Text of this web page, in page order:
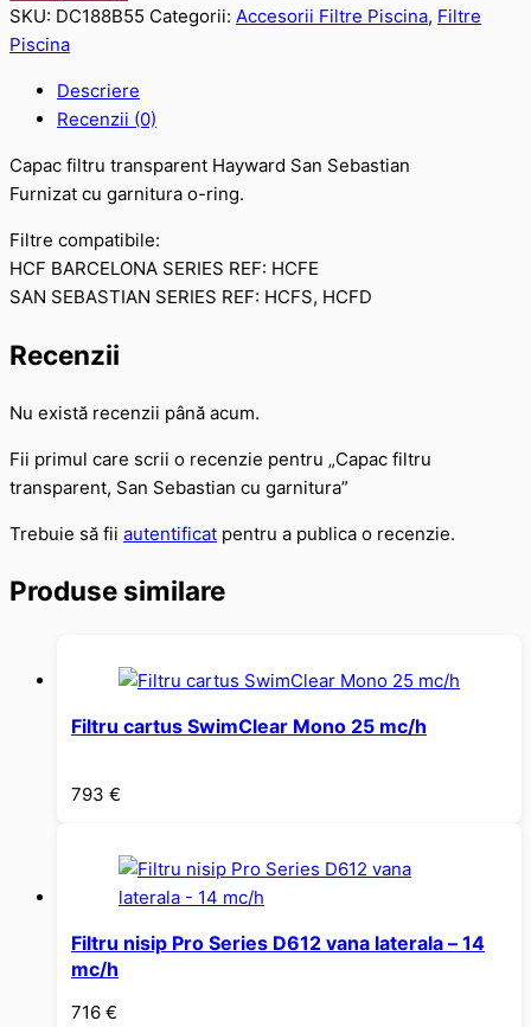
SKU: DC188B55 Categorii: Accesorii Filtre Piscina, Filtre
Piscina
Descriere
Recenzii (0)
Capac filtru transparent Hayward San Sebastian
Furnizat cu garnitura o-ring.
Filtre compatibile:
HCF BARCELONA SERIES REF: HCFE
SAN SEBASTIAN SERIES REF: HCFS, HCFD
Recenzii
Nu există recenzii până acum.
Fii primul care scrii o recenzie pentru „Capac filtru
transparent, San Sebastian cu garnitura”
Trebuie să fii autentificat pentru a publica o recenzie.
Produse similare
Filtru cartus SwimClear Mono 25 mc/h
793 €
Filtru nisip Pro Series D612 vana laterala – 14
mc/h
716 €